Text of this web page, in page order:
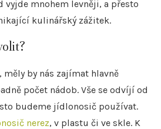
vyjde mnohem levněji, a přesto
kulinářský zážitek.
měly by nás zajímat hlavně
počet nádob. Vše se odvíjí od
budeme jídlonosič používat.
nerez, v plastu či ve skle. K